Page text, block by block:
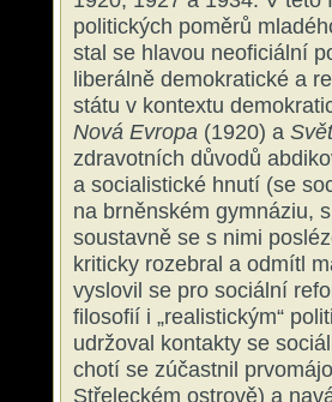
politických poměrů
stal se hlavou neoficiální
liberálně demokratické a
státu v kontextu
Nová Evropa (1920) a
zdravotních důvodů
a socialistické hnutí (se
na brněnském gymnáziu,
soustavně se s nimi
kriticky rozebral a odmítl
vyslovil se pro sociální
filosofií i „realistickým“
udržoval kontakty se
chotí se zúčastnil
Střeleckém ostrově) a